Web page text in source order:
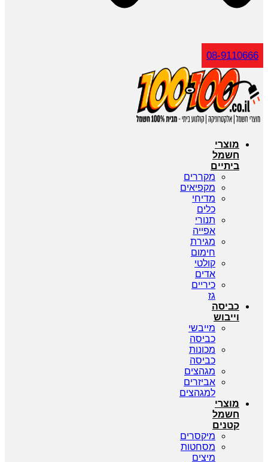
חיפוש
08-9110666
מוצרי
חשמל
ביתיים
מקררים
מקפיאים
מדיחי
כלים
תנורי
אפייה
מגירת
חימום
קולטי
אדים
כיריים
גז
כביסה
וייבוש
מייבשי
כביסה
מכונות
כביסה
מגהצים
אביזרים
למגהצים
מוצרי
חשמל
קטנים
מיקסרים
מסחטות
מיצים